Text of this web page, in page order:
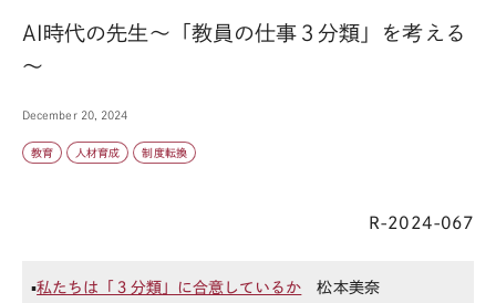
AI時代の先生～「教員の仕事３分類」を考える
～
December 20, 2024
教育 人材育成 制度転換
R-2024-067
▪️私たちは「３分類」に合意しているか 松本美奈